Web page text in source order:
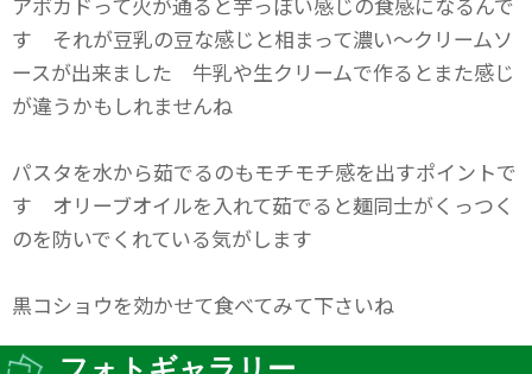
す それが豆乳の豆な感じと相まって濃い～クリームソ
ースが出来ました 牛乳や生クリームで作るとまた感じ
が違うかもしれませんね
パスタを水から茹でるのもモチモチ感を出すポイントで
す オリーブオイルを入れて茹でると麺同士がくっつく
のを防いでくれている気がします
黒コショウを効かせて食べてみて下さいね